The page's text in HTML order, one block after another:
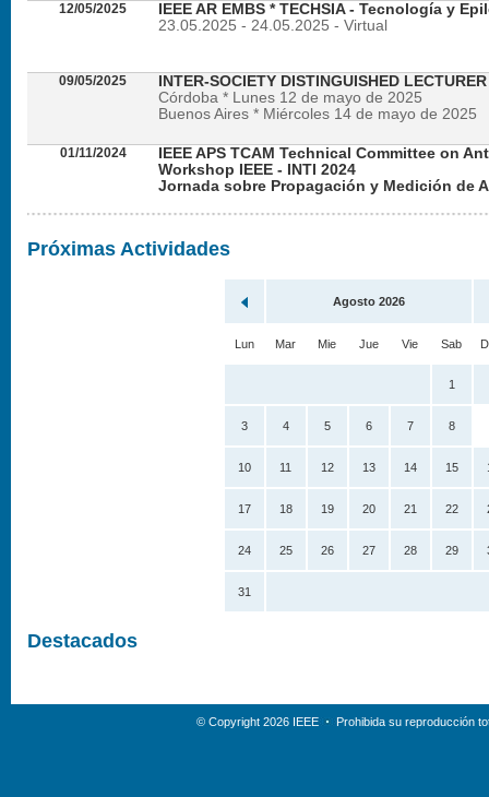
12/05/2025
IEEE AR EMBS * TECHSIA - Tecnología y
23.05.2025 - 24.05.2025 - Virtual
09/05/2025
INTER-SOCIETY DISTINGUISHED
Córdoba * Lunes 12 de mayo de 2025
Buenos Aires * Miércoles 14 de mayo de 2025
01/11/2024
IEEE APS TCAM Technical Committee on
Workshop IEEE - INTI 2024
Jornada sobre Propagación y Medición de
Próximas Actividades
Agosto 2026
Lun Mar Mie Jue Vie Sab
1
3 4 5 6 7 8
10 11 12 13 14 15
17 18 19 20 21 22
24 25 26 27 28 29
31
Destacados
© Copyright 2026 IEEE Prohibida su reproducción